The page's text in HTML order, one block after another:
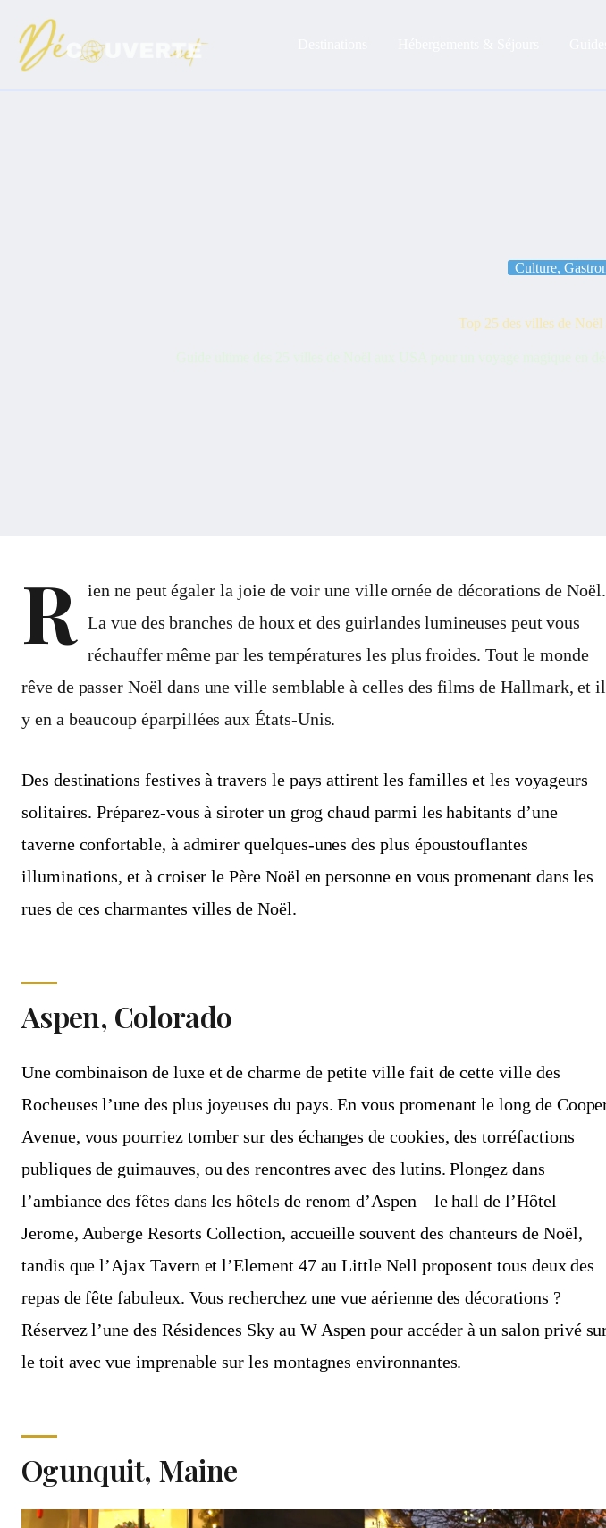
contenu
Culture,
Top 25 des villes de
Guide ultime des 25 villes de Noël aux USA pour un voyage magique en
R ien ne peut égaler la joie de voir une ville ornée de décorations de Noël.
La vue des branches de houx et des guirlandes lumineuses peut vous
réchauffer même par les températures les plus froides. Tout le monde
rêve de passer Noël dans une ville semblable à celles des films de Hallmark, et il
y en a beaucoup éparpillées aux États-Unis.
Des destinations festives à travers le pays attirent les familles et les voyageurs
solitaires. Préparez-vous à siroter un grog chaud parmi les habitants d’une
taverne confortable, à admirer quelques-unes des plus époustouflantes
illuminations, et à croiser le Père Noël en personne en vous promenant dans les
rues de ces charmantes villes de Noël.
Aspen, Colorado
Une combinaison de luxe et de charme de petite ville fait de cette ville des
Rocheuses l’une des plus joyeuses du pays. En vous promenant le long de
Avenue, vous pourriez tomber sur des échanges de cookies, des torréfactions
publiques de guimauves, ou des rencontres avec des lutins. Plongez dans
l’ambiance des fêtes dans les hôtels de renom d’Aspen – le hall de l’Hôtel
Jerome, Auberge Resorts Collection, accueille souvent des chanteurs de Noël,
tandis que l’Ajax Tavern et l’Element 47 au Little Nell proposent tous deux des
repas de fête fabuleux. Vous recherchez une vue aérienne des décorations ?
Réservez l’une des Résidences Sky au W Aspen pour accéder à un salon privé
le toit avec vue imprenable sur les montagnes environnantes.
Ogunquit, Maine